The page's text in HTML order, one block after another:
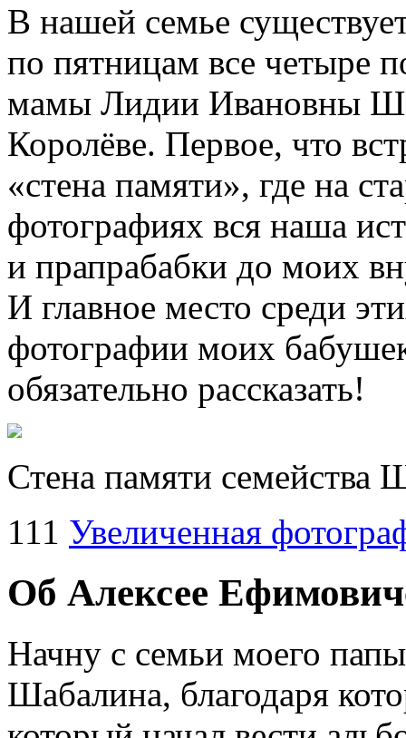
В нашей семье
по пятницам все четыре
мамы Лидии Ивановны
Королёве. Первое, что
«стена памяти», где на
фотографиях вся наша
и прапрабабки до моих
И главное место среди
фотографии моих
обязательно рассказать!
Стена памяти
111 Увеличенная
Об Алексее
Начну с семьи моего
Шабалина, благодаря